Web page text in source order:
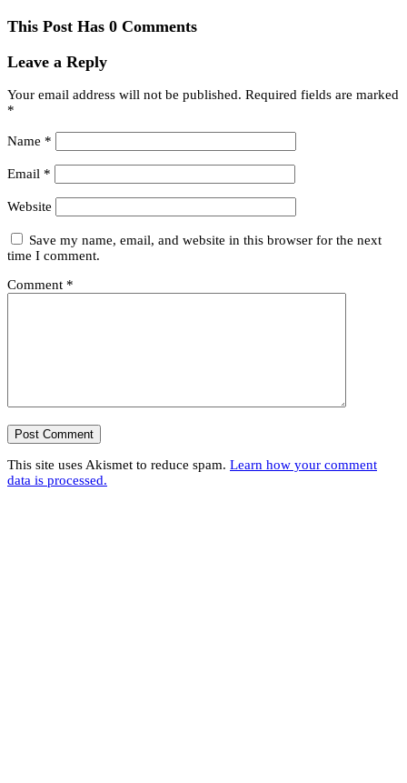
This Post Has 0 Comments
Leave a Reply
Your email address will not be published. Required fields are marked
*
Name *
Email *
Website
Save my name, email, and website in this browser for the next
time I comment.
Comment *
This site uses Akismet to reduce spam. Learn how your comment
data is processed.